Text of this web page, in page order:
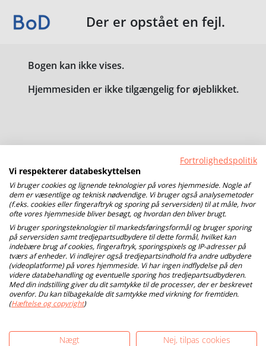
Der er opstået en fejl.
Bogen kan ikke vises.
Hjemmesiden er ikke tilgængelig for øjeblikket.
Fortrolighedspolitik
Vi respekterer databeskyttelsen
Vi bruger cookies og lignende teknologier på vores hjemmeside. Nogle af
dem er væsentlige og teknisk nødvendige. Vi bruger også analysemetoder
(f.eks. cookies eller fingeraftryk og sporing på serversiden) til at måle, hvor
ofte vores hjemmeside bliver besøgt, og hvordan den bliver brugt.
Vi bruger sporingsteknologier til markedsføringsformål og bruger sporing
på serversiden samt tredjepartsudbydere til dette formål, hvilket kan
indebære brug af cookies, fingeraftryk, sporingspixels og IP-adresser på
tværs af enheder. Vi indlejrer også tredjepartsindhold fra andre udbydere
(videoplatforme) på vores hjemmeside. Vi har ingen indflydelse på den
videre databehandling og eventuelle sporing hos tredjepartsudbyderen.
Med din indstilling giver du dit samtykke til de processer, der er beskrevet
ovenfor. Du kan tilbagekalde dit samtykke med virkning for fremtiden.
(Hæftelse og copyright)
Nægt
Nej, tilpas cookies